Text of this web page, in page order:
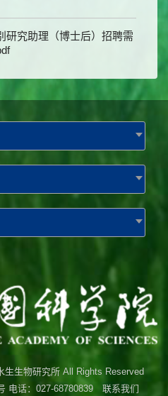
研究助理（博士后）招聘需
生物研究所 All Rights Reserved
电话：027-68780839 联系我们